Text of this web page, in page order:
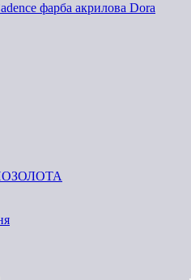
фарба акрилова Dora